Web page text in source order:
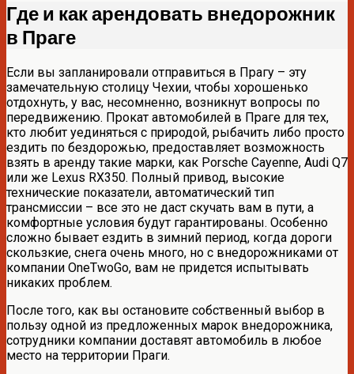
Где и как арендовать внедорожник
в Праге
Если вы запланировали отправиться в Прагу – эту
замечательную столицу Чехии, чтобы хорошенько
отдохнуть, у вас, несомненно, возникнут вопросы по
передвижению. Прокат автомобилей в Праге для тех,
кто любит уединяться с природой, рыбачить либо просто
ездить по бездорожью, предоставляет возможность
взять в аренду такие марки, как Porsche Cayenne, Audi Q7
или же Lexus RX350. Полный привод, высокие
технические показатели, автоматический тип
трансмиссии – все это не даст скучать вам в пути, а
комфортные условия будут гарантированы. Особенно
сложно бывает ездить в зимний период, когда дороги
скользкие, снега очень много, но с внедорожниками от
компании OneTwoGo, вам не придется испытывать
никаких проблем.
После того, как вы остановите собственный выбор в
пользу одной из предложенных марок внедорожника,
сотрудники компании доставят автомобиль в любое
место на территории Праги.